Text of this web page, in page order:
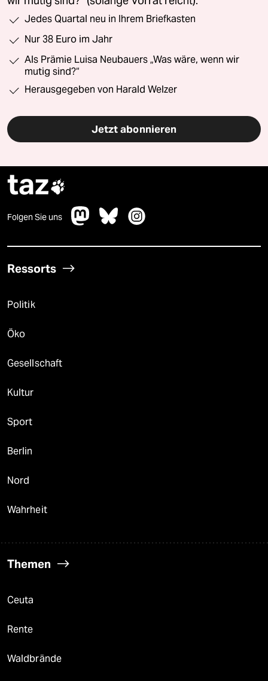
Jedes Quartal neu in Ihrem Briefkasten
Nur 38 Euro im Jahr
Als Prämie Luisa Neubauers „Was wäre, wenn wir
mutig sind?“
Herausgegeben von Harald Welzer
Jetzt abonnieren
taz
Folgen Sie uns
Ressorts
Politik
Öko
Gesellschaft
Kultur
Sport
Berlin
Nord
Wahrheit
Themen
Ceuta
Rente
Waldbrände